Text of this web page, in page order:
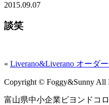
2015.09.07
談笑
« Liverano&Liverano オーダ
Copyright © Foggy&Sunny All
富山県中小企業ビヨンドコ